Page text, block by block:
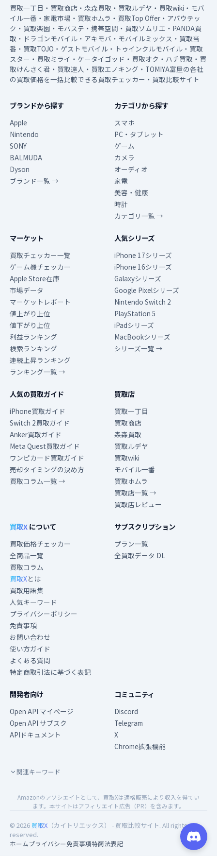
買取一丁目・買取商店・森森買取・買取ルデヤ・買取wiki・モバ
イル一番・家電市場・買取ホムラ・買取Top Offer・アバウテッ
ク・買取楽園・モバステ・携帯空間・買取ソムリエ・PANDA買
取・ドラゴンモバイル・アキモバ・モバイルミックス・買取当
番・買取TOJO・ゲストモバイル・トゥインクルモバイル・買取
スター・買取ミライ・ケータイゴッド・買取オク・ハチ買取・買
取けんさく君・買取達人・買取エノキング・TOMIYA富屋の各社
の買取価格を一括比較できる買取チェッカー・買取比較サイト
ブランドから探す
Apple
Nintendo
SONY
BALMUDA
Dyson
ブランド一覧 →
カテゴリから探す
スマホ
PC・タブレット
ゲーム
カメラ
オーディオ
家電
美容・健康
時計
カテゴリ一覧 →
マーケット
買取チェッカー一覧
ゲーム機チェッカー
Apple Store在庫
市場データ
マーケットレポート
値上がり上位
値下がり上位
利益ランキング
検索ランキング
連続上昇ランキング
ランキング一覧 →
人気シリーズ
iPhone 17シリーズ
iPhone 16シリーズ
Galaxyシリーズ
Google Pixelシリーズ
Nintendo Switch 2
PlayStation 5
iPadシリーズ
MacBookシリーズ
シリーズ一覧 →
人気の買取ガイド
iPhone買取ガイド
Switch 2買取ガイド
Anker買取ガイド
Meta Quest買取ガイド
ワンピカード買取ガイド
売却タイミングの決め方
買取コラム一覧 →
買取店
買取一丁目
買取商店
森森買取
買取ルデヤ
買取wiki
モバイル一番
買取ホムラ
買取店一覧 →
買取店レビュー
買取Xについて
買取価格チェッカー
全商品一覧
買取コラム
買取Xとは
買取用語集
人気キーワード
プライバシーポリシー
免責事項
お問い合わせ
使い方ガイド
よくある質問
特定商取引法に基づく表記
サブスクリプション
プラン一覧
全買取データ DL
開発者向け
Open API マイページ
Open API サブスク
APIドキュメント
コミュニティ
Discord
Telegram
X
Chrome拡張機能
関連キーワード
Amazonのアソシエイトとして、買取Xは適格販売により収入を得てい
ます。本サイトはアフィリエイト広告（PR）を含みます。
© 2026 買取X （カイトリエックス） - 買取比較サイト. All rights
reserved.
ホームプライバシー免責事項特商法表記